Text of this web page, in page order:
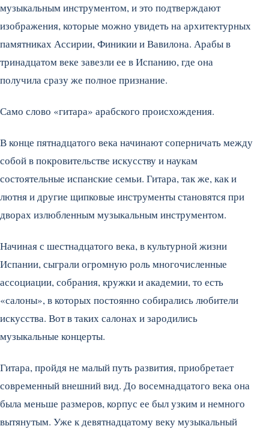
музыкальным инструментом, и это подтверждают
изображения, которые можно увидеть на архитектурных
памятниках Ассирии, Финикии и Вавилона. Арабы в
тринадцатом веке завезли ее в Испанию, где она
получила сразу же полное признание.
Само слово «гитара» арабского происхождения.
В конце пятнадцатого века начинают соперничать между
собой в покровительстве искусству и наукам
состоятельные испанские семьи. Гитара, так же, как и
лютня и другие щипковые инструменты становятся при
дворах излюбленным музыкальным инструментом.
Начиная с шестнадцатого века, в культурной жизни
Испании, сыграли огромную роль многочисленные
ассоциации, собрания, кружки и академии, то есть
«салоны», в которых постоянно собирались любители
искусства. Вот в таких салонах и зародились
музыкальные концерты.
Гитара, пройдя не малый путь развития, приобретает
современный внешний вид. До восемнадцатого века она
была меньше размеров, корпус ее был узким и немного
вытянутым. Уже к девятнадцатому веку музыкальный